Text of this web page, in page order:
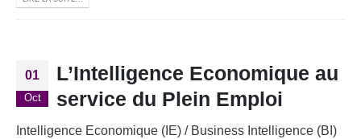
01
Oct
L’Intelligence Economique au
service du Plein Emploi
Intelligence Economique (IE) / Business Intelligence (BI)